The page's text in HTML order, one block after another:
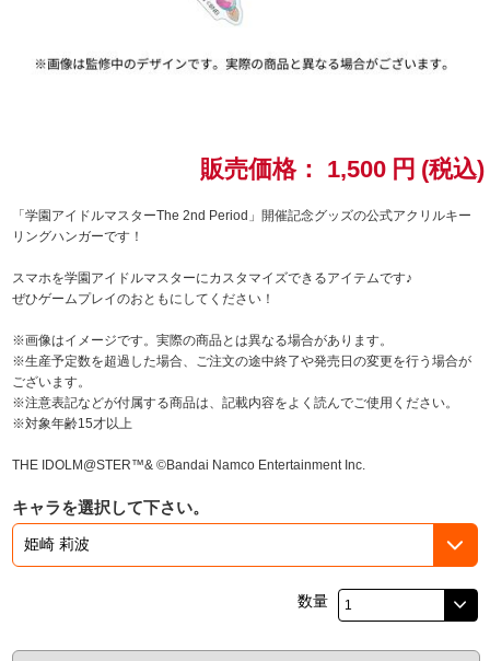
スサノオマジック
ラブライブ！シリーズ
ラブライブ！虹ヶ咲学園スクールアイドル同好会
ラブライブ！スーパースター!!
アイドリッシュセブン
モフモフパレード
販売価格： 1,500 円 (税込)
「学園アイドルマスターThe 2nd Period」開催記念グッズの公式アクリルキー
リングハンガーです！
スマホを学園アイドルマスターにカスタマイズできるアイテムです♪
ぜひゲームプレイのおともにしてください！
※画像はイメージです。実際の商品とは異なる場合があります。
※生産予定数を超過した場合、ご注文の途中終了や発売日の変更を行う場合が
ございます。
※注意表記などが付属する商品は、記載内容をよく読んでご使用ください。
※対象年齢15才以上
THE IDOLM@STER™& ©Bandai Namco Entertainment Inc.
キャラを選択して下さい。
数量